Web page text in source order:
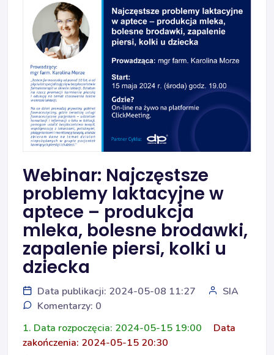
Webinar: Najczęstsze
problemy laktacyjne w
aptece – produkcja
mleka, bolesne brodawki,
zapalenie piersi, kolki u
dziecka
Data publikacji: 2024-05-08 11:27
SIA
Komentarzy: 0
1. Data rozpoczęcia: 2024-05-15 19:00
Data
zakończenia: 2024-05-15 20:30